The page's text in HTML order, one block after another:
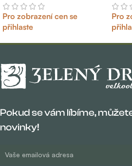
Pro zobrazení cen se
přihlaste
Pro
Pokud se vám líbíme,
novinky!